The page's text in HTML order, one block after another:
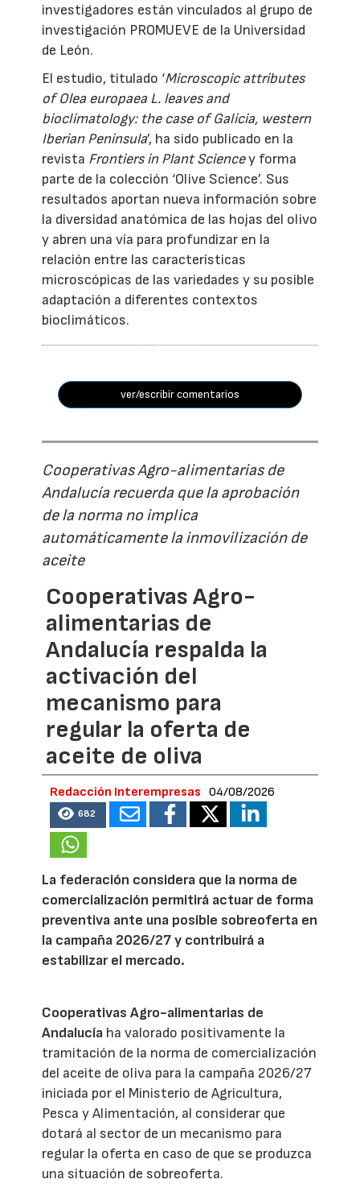
investigadores están vinculados al grupo de
investigación PROMUEVE de la Universidad
de León.
El estudio, titulado ‘Microscopic attributes
of Olea europaea L. leaves and
bioclimatology: the case of Galicia, western
Iberian Peninsula’, ha sido publicado en la
revista Frontiers in Plant Sciencey forma
parte de la colección ‘Olive Science’. Sus
resultados aportan nueva información sobre
la diversidad anatómica de las hojas del olivo
y abren una vía para profundizar en la
relación entre las características
microscópicas de las variedades y su posible
adaptación a diferentes contextos
bioclimáticos.
ver/escribir comentarios
Cooperativas Agro-alimentarias de
Andalucía recuerda que la aprobación
de la norma no implica
automáticamente la inmovilización de
aceite
Cooperativas Agro-
alimentarias de
Andalucía respalda la
activación del
mecanismo para
regular la oferta de
aceite de oliva
Redacción Interempresas 04/08/2026
682
La federación considera que la norma de
comercialización permitirá actuar de forma
preventiva ante una posible sobreoferta en
la campaña 2026/27 y contribuirá a
estabilizar el mercado.
Cooperativas Agro-alimentarias de
Andalucía ha valorado positivamente la
tramitación de la norma de comercialización
del aceite de oliva para la campaña 2026/27
iniciada por el Ministerio de Agricultura,
Pesca y Alimentación, al considerar que
dotará al sector de un mecanismo para
regular la oferta en caso de que se produzca
una situación de sobreoferta.